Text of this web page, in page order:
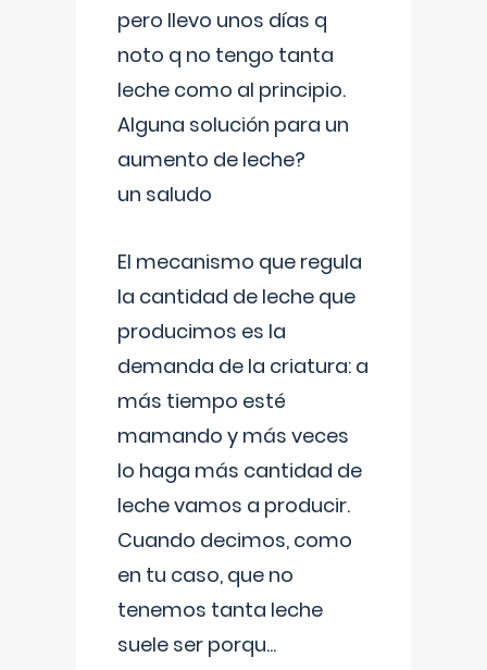
pero llevo unos días q
noto q no tengo tanta
leche como al principio.
Alguna solución para un
aumento de leche?
un saludo
El mecanismo que regula
la cantidad de leche que
producimos es la
demanda de la criatura: a
más tiempo esté
mamando y más veces
lo haga más cantidad de
leche vamos a producir.
Cuando decimos, como
en tu caso, que no
tenemos tanta leche
suele ser porqu...